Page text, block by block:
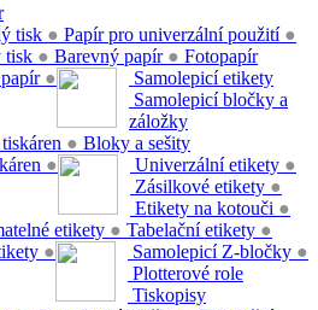
tisk ● Papír pro univerzální použití ●
tisk ● Barevný papír ●
●
Fotopapír
●
●
Samolepicí etikety
Univerzální etikety ●
Zásilkové etikety ●
Etikety na kotouči ●
etikety ● Tabelační etikety ●
●
Samolepicí bločky a
záložky
Samolepicí Z-bločky ●
Bloky a sešity
Plotterové role
Tiskopisy